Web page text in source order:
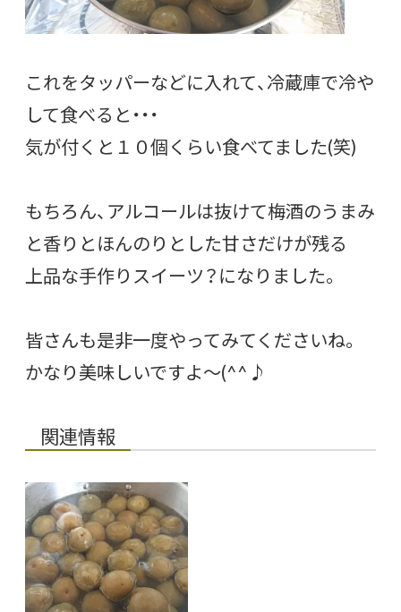
これをタッパーなどに入れて、冷蔵庫で冷や
して食べると・・・
気が付くと１０個くらい食べてました(笑)
もちろん、アルコールは抜けて梅酒のうまみ
と香りとほんのりとした甘さだけが残る
上品な手作りスイーツ？になりました。
皆さんも是非一度やってみてくださいね。
かなり美味しいですよ～(^^♪
関連情報